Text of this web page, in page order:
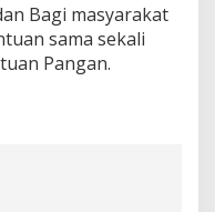
Bagi masyarakat
sama sekali
Pangan.